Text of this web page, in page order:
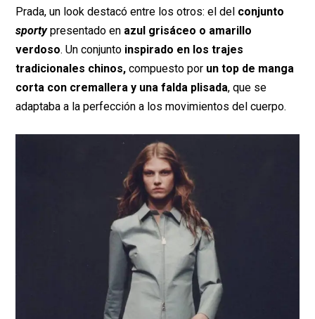
Prada, un look destacó entre los otros: el del conjunto
sportypresentado en azul grisáceo o amarillo
verdoso. Un conjunto inspirado en los trajes
tradicionales chinos, compuesto por un top de manga
corta con cremallera y una falda plisada, que se
adaptaba a la perfección a los movimientos del cuerpo.